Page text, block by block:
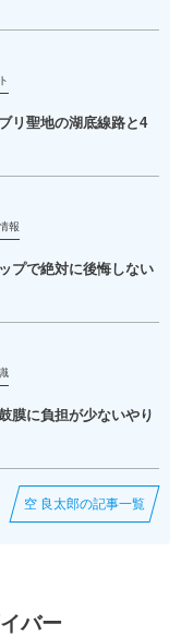
リ聖地の湖底線路と4
報
プで絶対に後悔しない
膜に負担が少ないやり
空 良太郎の記事一覧
バー